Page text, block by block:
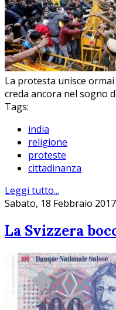
La protesta unisce
creda ancora nel sogno
Tags:
india
religione
proteste
cittadinanza
Leggi tutto...
Sabato, 18 Febbraio
La Svizzera